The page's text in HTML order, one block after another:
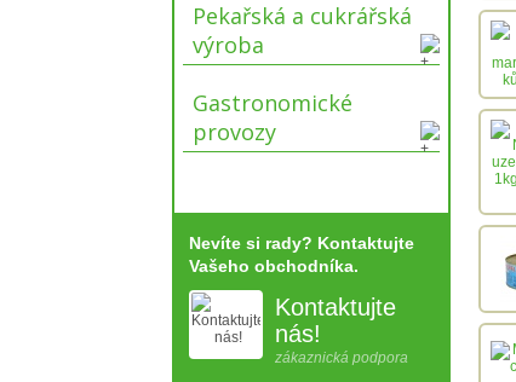
Pekařská a cukrářská
výroba
Gastronomické
provozy
Nevíte si rady? Kontaktujte
Vašeho obchodníka.
Kontaktujte
nás!
zákaznická podpora